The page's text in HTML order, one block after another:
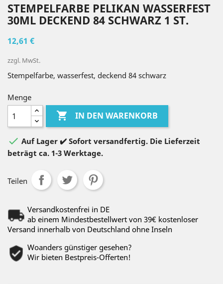
STEMPELFARBE PELIKAN WASSERFEST
30ML DECKEND 84 SCHWARZ 1 ST.
12,61 €
zzgl. MwSt.
Stempelfarbe, wasserfest, deckend 84 schwarz
Menge
 IN DEN WARENKORB
 Auf Lager ✔️ Sofort versandfertig. Die Lieferzeit
beträgt ca. 1-3 Werktage.
Teilen
Versandkostenfrei in DE
ab einem Mindestbestellwert von 39€ kostenloser
Versand innerhalb von Deutschland ohne Inseln
Woanders günstiger gesehen?
Wir bieten Bestpreis-Offerten!